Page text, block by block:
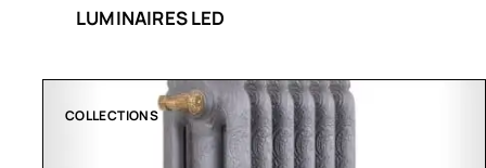
LUMINAIRES LED
COLLECTIONS